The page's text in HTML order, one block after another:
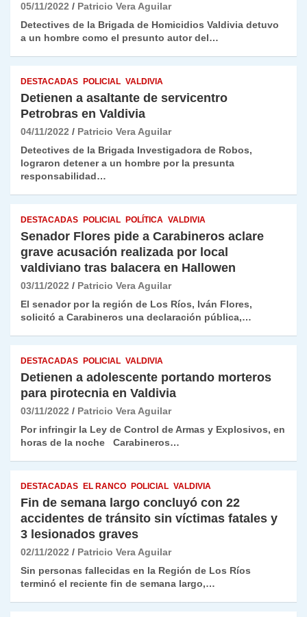
05/11/2022
Patricio Vera Aguilar
Detectives de la Brigada de Homicidios Valdivia detuvo
a un hombre como el presunto autor del…
DESTACADAS POLICIAL VALDIVIA
Detienen a asaltante de servicentro
Petrobras en Valdivia
04/11/2022
Patricio Vera Aguilar
Detectives de la Brigada Investigadora de Robos,
lograron detener a un hombre por la presunta
responsabilidad…
DESTACADAS POLICIAL POLÍTICA VALDIVIA
Senador Flores pide a Carabineros aclare
grave acusación realizada por local
valdiviano tras balacera en Hallowen
03/11/2022
Patricio Vera Aguilar
El senador por la región de Los Ríos, Iván Flores,
solicitó a Carabineros una declaración pública,…
DESTACADAS POLICIAL VALDIVIA
Detienen a adolescente portando morteros
para pirotecnia en Valdivia
03/11/2022
Patricio Vera Aguilar
Por infringir la Ley de Control de Armas y Explosivos, en
horas de la noche Carabineros…
DESTACADAS EL RANCO POLICIAL VALDIVIA
Fin de semana largo concluyó con 22
accidentes de tránsito sin víctimas fatales y
3 lesionados graves
02/11/2022
Patricio Vera Aguilar
Sin personas fallecidas en la Región de Los Ríos
terminó el reciente fin de semana largo,…